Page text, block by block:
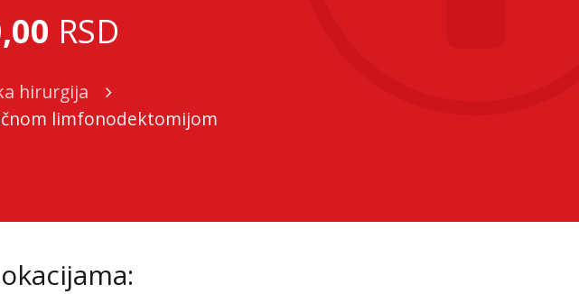
RSD
hirurgija
limfonodektomijom